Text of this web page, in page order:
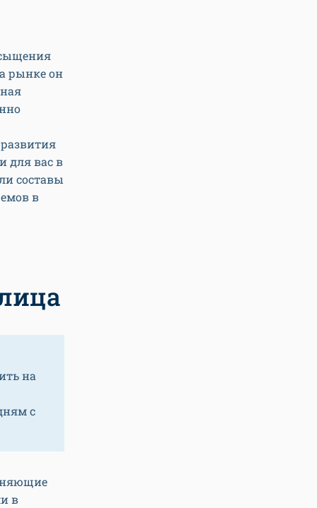
рынке он
для вас в
составы
в
на
с
в